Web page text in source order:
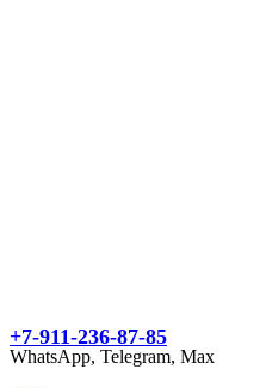
+7-911-236-87-85
WhatsApp, Telegram, Max